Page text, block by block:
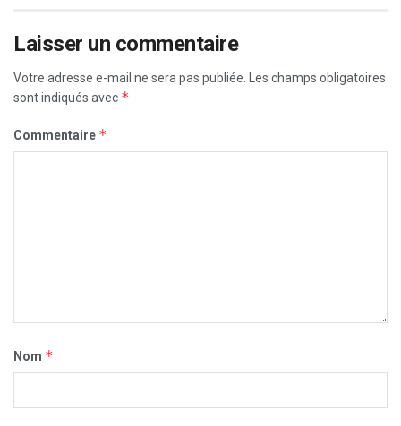
Laisser un commentaire
Votre adresse e-mail ne sera pas publiée. Les champs obligatoires
sont indiqués avec *
Commentaire *
Nom *